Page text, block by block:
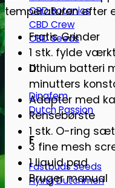
CBD Botanics
CBD Crew
CBD Seeds
D
Dinafem
Dutch Passion
F
Fastbuds Seeds
Flying Dutchmen
temperaturen efter
Fratis Grinder
1 stk. fylde
Lithium batteri
minutters
Adapter med
Rensebørste
1 stk. O-ring sæt
3 fine mesh
1 liquid pad
Bruger manual